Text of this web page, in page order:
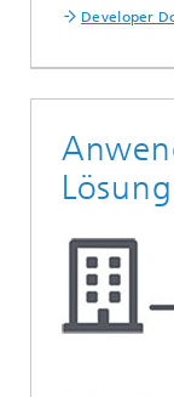
Developer
Lösung